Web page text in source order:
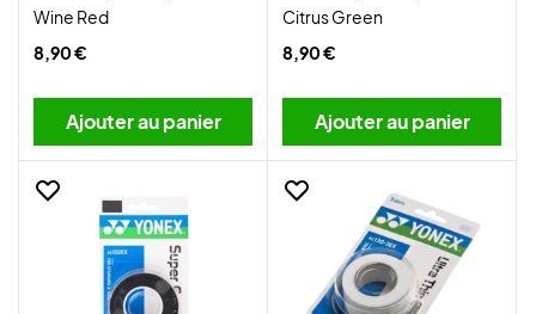
Wine Red
8,90 €
Ajouter au panier
Citrus Green
8,90 €
Ajouter au panier